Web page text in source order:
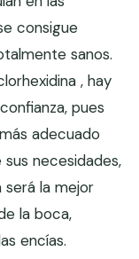
consigue
sanos.
, hay
pues
adecuado
necesidades,
será la mejor
la boca,
encías.